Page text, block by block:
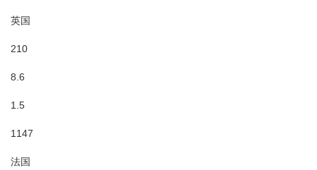
英国
210
8.6
1.5
1147
法国